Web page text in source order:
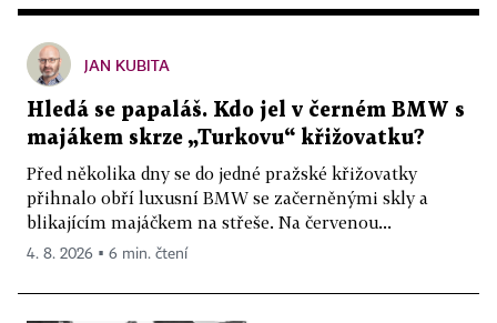
JAN KUBITA
Hledá se papaláš. Kdo jel v černém BMW s
majákem skrze „Turkovu“ křižovatku?
Před několika dny se do jedné pražské křižovatky
přihnalo obří luxusní BMW se začerněnými skly a
blikajícím majáčkem na střeše. Na červenou...
4. 8. 2026 ▪ 6 min. čtení